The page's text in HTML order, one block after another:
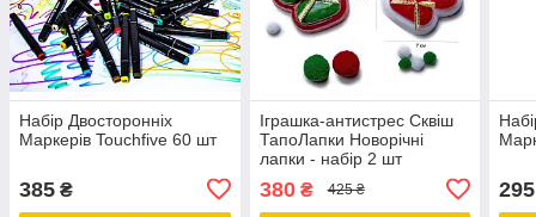
Набір Двосторонніх
Маркерів Touchfive 60 шт
385 ₴
Іграшка-антистрес Сквіш
ТапоЛапки Новорічні
лапки - набір 2 шт
380₴ 425 ₴ 295